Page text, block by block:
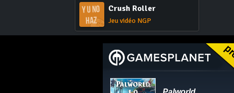
Crush Roller
Jeu vidéo NGP